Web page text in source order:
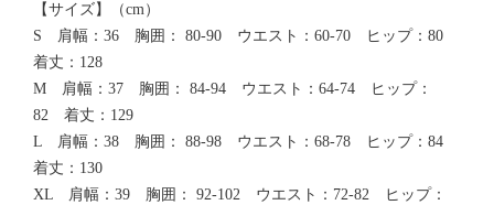
【サイズ】（cm）
S 肩幅：36 胸囲： 80-90 ウエスト：60-70 ヒップ：80
着丈：128
M 肩幅：37 胸囲： 84-94 ウエスト：64-74 ヒップ：
82 着丈：129
L 肩幅：38 胸囲： 88-98 ウエスト：68-78 ヒップ：84
着丈：130
XL 肩幅：39 胸囲： 92-102 ウエスト：72-82 ヒップ：